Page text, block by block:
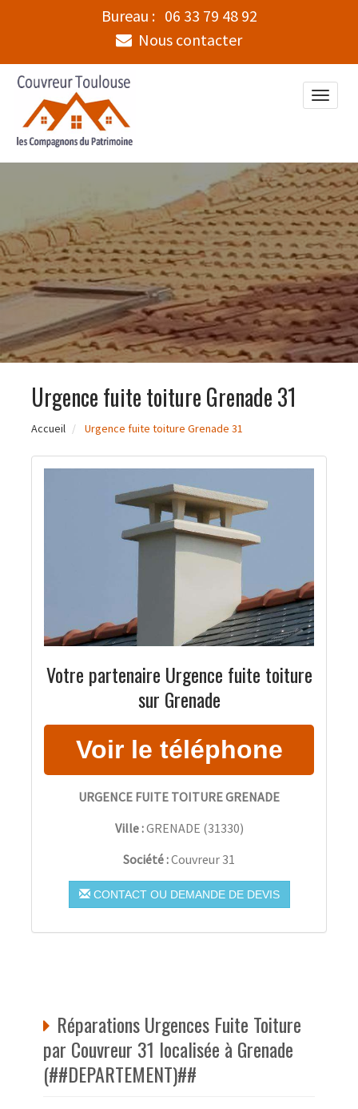
Bureau : 06 33 79 48 92
Nous contacter
Toggle
Urgence fuite toiture Grenade 31
Accueil Urgence fuite toiture Grenade 31
Votre partenaire Urgence fuite toiture
sur Grenade
URGENCE FUITE TOITURE GRENADE
Ville :GRENADE (31330)
Société :Couvreur 31
CONTACT OU DEMANDE DE DEVIS
Réparations Urgences Fuite Toiture
par Couvreur 31 localisée à Grenade
(##DEPARTEMENT)##